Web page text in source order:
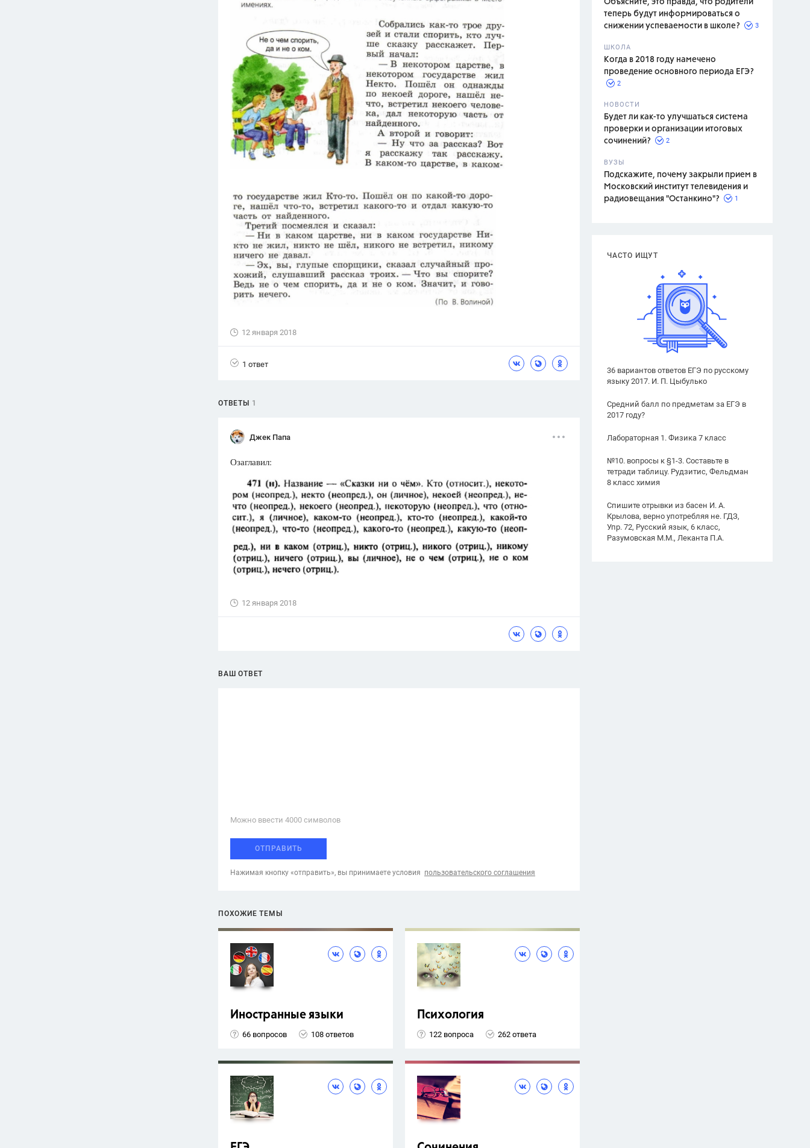
ответа
Олимпиады
ответа
Spotlight
ответ
ответов
Психология
Отношения,
ПОКАЗАТЬ ВСЕ
Объясните, это правда, что родители
теперь будут информироваться о
снижении успеваемости в школе?
3
ШКОЛА
Когда в 2018 году намечено
проведение основного периода ЕГЭ?
2
НОВОСТИ
Будет ли как-то улучшаться система
проверки и организации итоговых
сочинений?
2
ВУЗЫ
Подскажите, почему закрыли прием в
Московский институт телевидения и
радиовещания "Останкино"?
1
ЧАСТО ИЩУТ
36 вариантов ответов ЕГЭ по русскому
языку 2017. И. П. Цыбулько
Средний балл по предметам за ЕГЭ в
2017 году?
Лабораторная 1. Физика 7 класс
№10. вопросы к §1-3. Составьте в
тетради таблицу. Рудзитис, Фельдман
8 класс химия
Спишите отрывки из басен И. А.
Крылова, верно употребляя не. ГДЗ,
Упр. 72, Русский язык, 6 класс,
Разумовская М.М., Леканта П.А.
12 января 2018
1 ответ
ОТВЕТЫ 1
Джек Папа
Озаглавил:
12 января 2018
ВАШ ОТВЕТ
Можно ввести 4000 cимволов
ОТПРАВИТЬ
Нажимая кнопку «отправить», вы принимаете условия пользовательского соглашения
ПОХОЖИЕ ТЕМЫ
Иностранные языки
66 вопросов 108 ответов
Психология
122 вопроса 262 ответа